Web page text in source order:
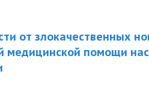
от злокачественных
медицинской помощи